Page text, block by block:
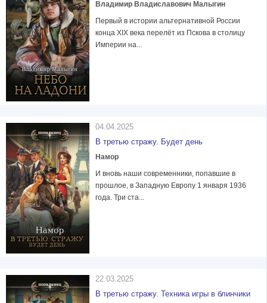
Владимир Владиславович Малыгин
Первый в истории альтернативной России
конца XIX века перелёт из Пскова в столицу
Империи на...
04.04.2025
В третью стражу. Будет день
Намор
И вновь наши современники, попавшие в
прошлое, в Западную Европу 1 января 1936
года. Три ста...
22.03.2025
В третью стражу. Техника игры в блинчики